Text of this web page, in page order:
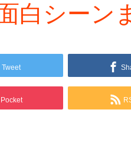
白シーン
Tweet
Pocket